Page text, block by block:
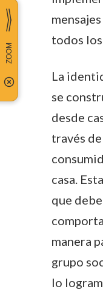
todos
La
se
desde
través
casa.
que
manera
grupo
lo